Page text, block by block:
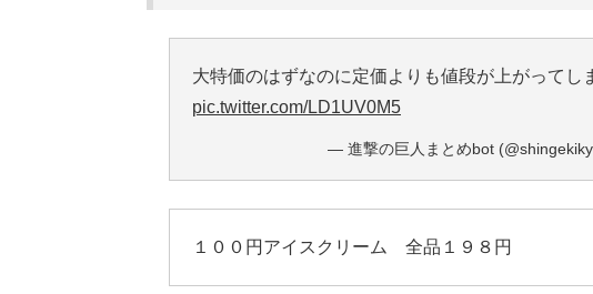
大特価のはずなのに定価よりも値段が上がってし
pic.twitter.com/LD1UV0M5
— 進撃の巨人まとめbot
１００円アイスクリーム 全品１９８円